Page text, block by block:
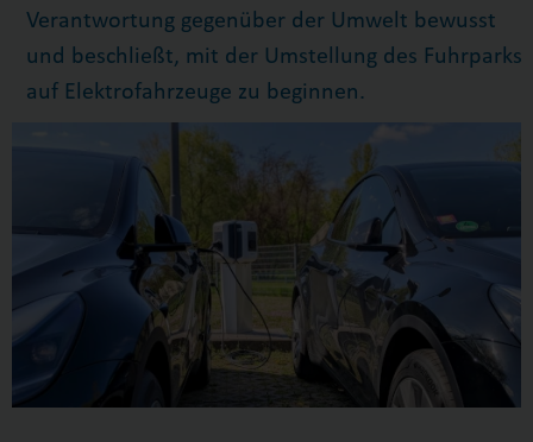
Verantwortung gegenüber der Umwelt bewusst
und beschließt, mit der Umstellung des Fuhrparks
auf Elektrofahrzeuge zu beginnen.